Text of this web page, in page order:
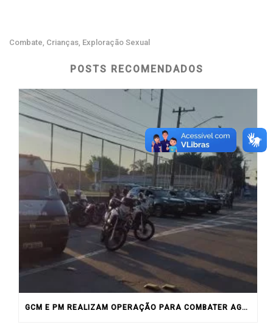
Combate, Crianças, Exploração Sexual
POSTS RECOMENDADOS
GCM E PM REALIZAM OPERAÇÃO PARA COMBATER AGLOMERAÇÕES